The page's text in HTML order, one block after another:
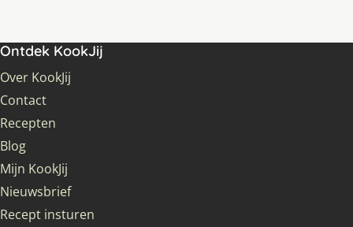
Ontdek KookJij
Over KookJij
Contact
Recepten
Blog
Mijn KookJij
Nieuwsbrief
Recept insturen